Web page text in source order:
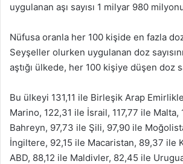
uygulanan aşı sayısı 1 milyar 980
Nüfusa oranla her 100 kişide en fazla
Seyşeller olurken uygulanan doz
aştığı ülkede, her 100 kişiye düşen doz
Bu ülkeyi 131,11 ile Birleşik Arap
Marino, 122,31 ile İsrail, 117,77 ile Malta,
Bahreyn, 97,73 ile Şili, 97,90 ile
İngiltere, 92,15 ile Macaristan, 89,37 ile
ABD, 88,12 ile Maldivler, 82,45 ile